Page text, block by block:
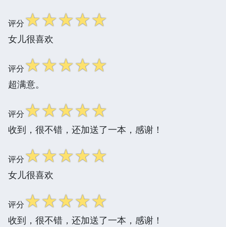
评分☆☆☆☆☆
女儿很喜欢
评分☆☆☆☆☆
超满意。
评分☆☆☆☆☆
收到，很不错，还加送了一本，感谢！
评分☆☆☆☆☆
女儿很喜欢
评分☆☆☆☆☆
收到，很不错，还加送了一本，感谢！